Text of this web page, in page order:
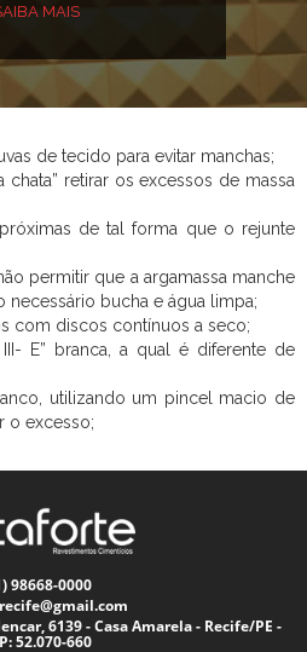
MAIS
de tecido para evitar manchas;
retirar os excessos de massa
de tal forma que o rejunte
permitir que a argamassa manche
necessário bucha e água limpa;
com discos contínuos a seco;
E” branca, a qual é diferente de
utilizando um pincel macio de
o excesso;
98668-0000
6139 - Casa Amarela - Recife/PE -
52.070-660